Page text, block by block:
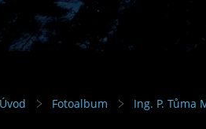
Úvod Fotoalbum Ing. P. Tůma